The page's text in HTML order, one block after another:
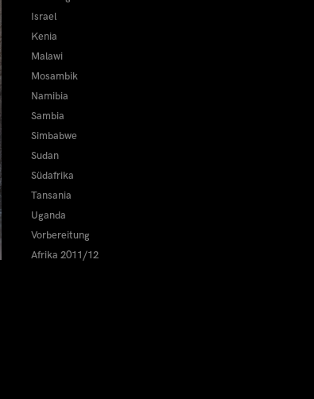
Israel
Kenia
Malawi
Mosambik
Namibia
Sambia
Simbabwe
Sudan
Südafrika
Tansania
Uganda
Vorbereitung
Afrika 2011/12